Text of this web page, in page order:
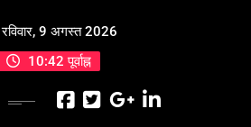
रविवार, 9 अगस्त 2026
10:42 पूर्वाह्न